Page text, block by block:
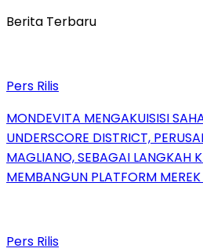
Berita Terbaru
Pers Rilis
MONDEVITA MENGAKUISISI
UNDERSCORE DISTRICT,
MAGLIANO, SEBAGAI LANGKAH
MEMBANGUN PLATFORM
Pers Rilis